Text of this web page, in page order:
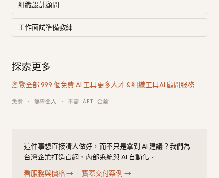
組織設計顧問
工作面試準備教練
探索更多
瀏覽全部 999 個免費 AI 工具·更多人才 & 組織工具·AI 顧問服務
免費 · 無需登入 · 不需 API 金鑰
這件事想直接請人做好，而不只是拿到 AI 建議？我們為
台灣企業打造官網、內部系統與 AI 自動化。
看服務與價格→ 實際交付案例 →